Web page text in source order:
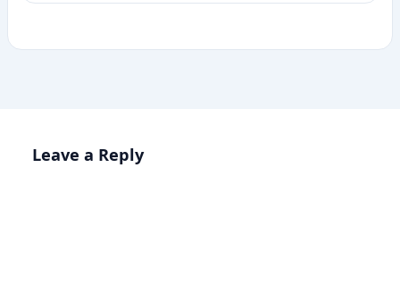
Leave a Reply